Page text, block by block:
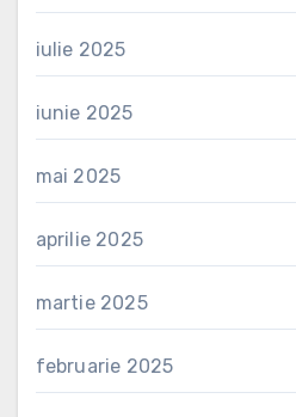
iulie 2025
iunie 2025
mai 2025
aprilie 2025
martie 2025
februarie 2025